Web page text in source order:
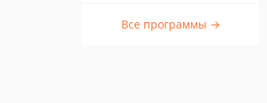
Все программы →